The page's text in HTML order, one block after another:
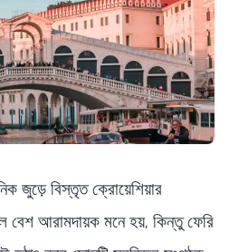
জুড়ে বিস্তৃত ক্রোয়েশিয়ার
বেশ আরামদায়ক মনে হয়, কিন্তু ফেরি